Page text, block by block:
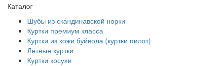
Каталог
Шубы из скандинавской норки
Куртки премиум класса
Куртки из кожи буйвола (куртки пилот)
Лётные куртки
Куртки косухи